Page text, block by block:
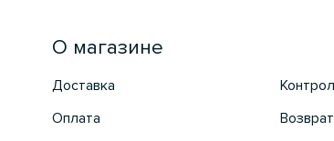
О магазине
Доставка
Оплата